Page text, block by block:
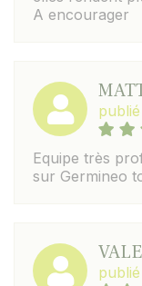
A encourager
Equipe très
sur Germineo